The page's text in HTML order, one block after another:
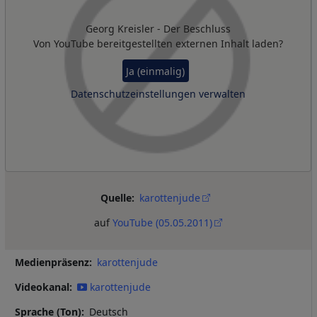
Georg Kreisler - Der Beschluss
Von YouTube bereitgestellten externen Inhalt laden?
Ja (einmalig)
Datenschutzeinstellungen verwalten
Quelle
karottenjude
aufYouTube (05.05.2011)
Medienpräsenz
karottenjude
Videokanal
karottenjude
Sprache (Ton)
Deutsch